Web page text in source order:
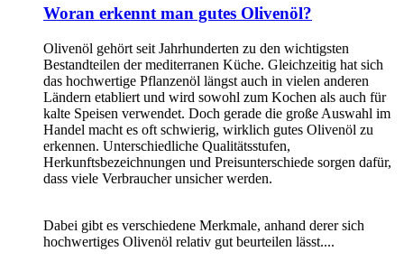
Woran erkennt man gutes Olivenöl?
Olivenöl gehört seit Jahrhunderten zu den wichtigsten
Bestandteilen der mediterranen Küche. Gleichzeitig hat sich
das hochwertige Pflanzenöl längst auch in vielen anderen
Ländern etabliert und wird sowohl zum Kochen als auch für
kalte Speisen verwendet. Doch gerade die große Auswahl im
Handel macht es oft schwierig, wirklich gutes Olivenöl zu
erkennen. Unterschiedliche Qualitätsstufen,
Herkunftsbezeichnungen und Preisunterschiede sorgen dafür,
dass viele Verbraucher unsicher werden.
Dabei gibt es verschiedene Merkmale, anhand derer sich
hochwertiges Olivenöl relativ gut beurteilen lässt....